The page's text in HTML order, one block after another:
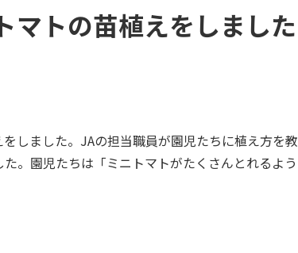
マトの苗植えをしました
しました。JAの担当職員が園児たちに植え方を教
。園児たちは「ミニトマトがたくさんとれるよう